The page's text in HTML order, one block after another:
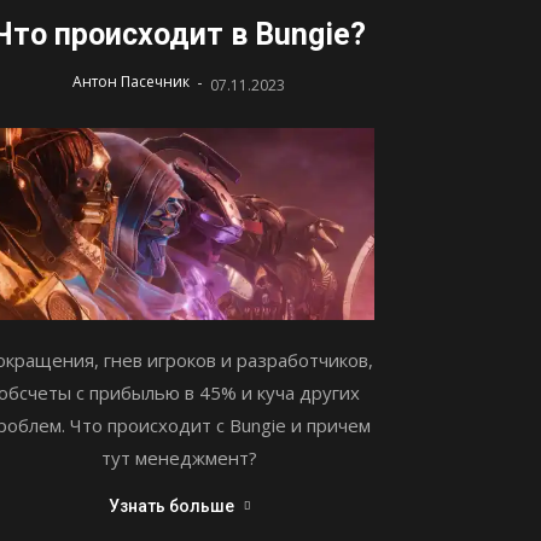
происходит в Bungie?
Антон Пасечник - 07.11.2023
гнев игроков и разработчиков,
с прибылью в 45% и куча других
Что происходит с Bungie и причем
тут менеджмент?
Узнать больше